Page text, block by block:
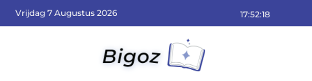
17:52:20
Vrijdag 7 Augustus 2026